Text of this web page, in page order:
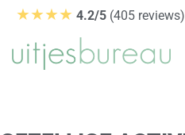
de
★★★★ 4.2/5 (405 reviews)